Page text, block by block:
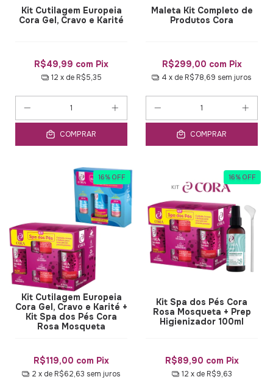
Kit Cutilagem Europeia
Cora Gel, Cravo e Karité
R$49,99 com Pix
12 x de R$5,35
COMPRAR
Maleta Kit Completo de
Produtos Cora
R$299,00 com Pix
4 x de R$78,69 sem juros
COMPRAR
16% OFF
Kit Cutilagem Europeia
Cora Gel, Cravo e Karité +
Kit Spa dos Pés Cora
Rosa Mosqueta
R$119,00 com Pix
2 x de R$62,63 sem juros
16% OFF
Kit Spa dos Pés Cora
Rosa Mosqueta + Prep
Higienizador 100ml
R$89,90 com Pix
12 x de R$9,63